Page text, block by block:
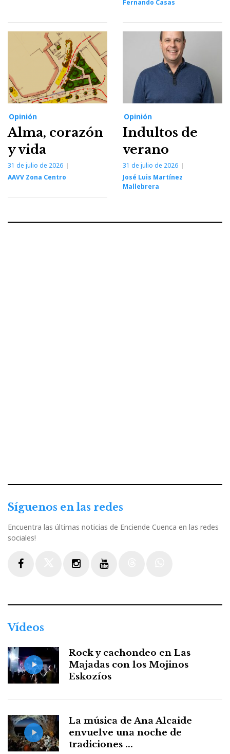
Fernando Casas
Opinión
Alma, corazón
y vida
31 de julio de 2026
AAVV Zona Centro
Opinión
Indultos de
verano
31 de julio de 2026
José Luis Martínez
Mallebrera
Síguenos en las redes
Encuentra las últimas noticias de Enciende Cuenca en las redes
sociales!
Vídeos
Rock y cachondeo en Las
Majadas con los Mojinos
Eskozíos
La música de Ana Alcaide
envuelve una noche de
tradiciones ...